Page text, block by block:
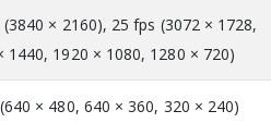
(3840 × 2160), 25 fps (3072 × 1728,
1440, 1920 × 1080, 1280 × 720)
× 480, 640 × 360, 320 × 240)